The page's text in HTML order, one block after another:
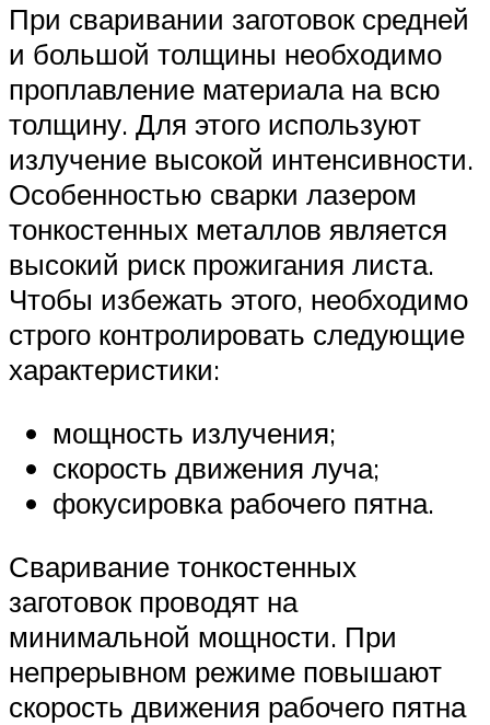
При сваривании заготовок средней
и большой толщины необходимо
проплавление материала на всю
толщину. Для этого используют
излучение высокой интенсивности.
Особенностью сварки лазером
тонкостенных металлов является
высокий риск прожигания листа.
Чтобы избежать этого, необходимо
строго контролировать следующие
характеристики:
мощность излучения;
скорость движения луча;
фокусировка рабочего пятна.
Сваривание тонкостенных
заготовок проводят на
минимальной мощности. При
непрерывном режиме повышают
скорость движения рабочего пятна